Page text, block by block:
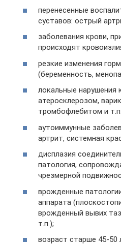
перенесенные
суставов: острый
заболевания крови,
происходят
резкие изменения
(беременность,
локальные нарушения
атеросклерозом,
тромбофлебитом и
аутоиммунные
артрит, системная
дисплазия
патология,
чрезмерной
врожденные
аппарата
врожденный вывих
т.п.);
возраст старше 45-50